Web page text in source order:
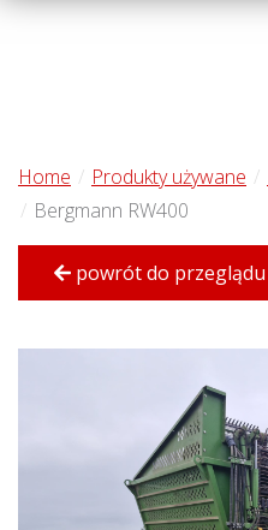
Home Produkty używane
Bergmann RW400
powrót do przeglądu